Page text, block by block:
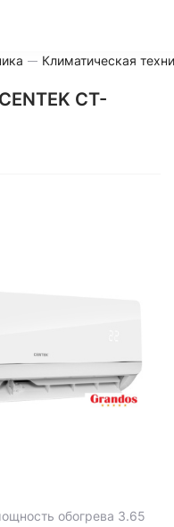
Климатическая
CT-
обогрева 3.65